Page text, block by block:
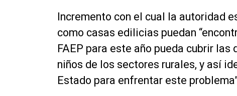
Incremento con el cual la autoridad
como casas edilicias puedan
FAEP para este año pueda cubrir
niños de los sectores rurales, y así
Estado para enfrentar este